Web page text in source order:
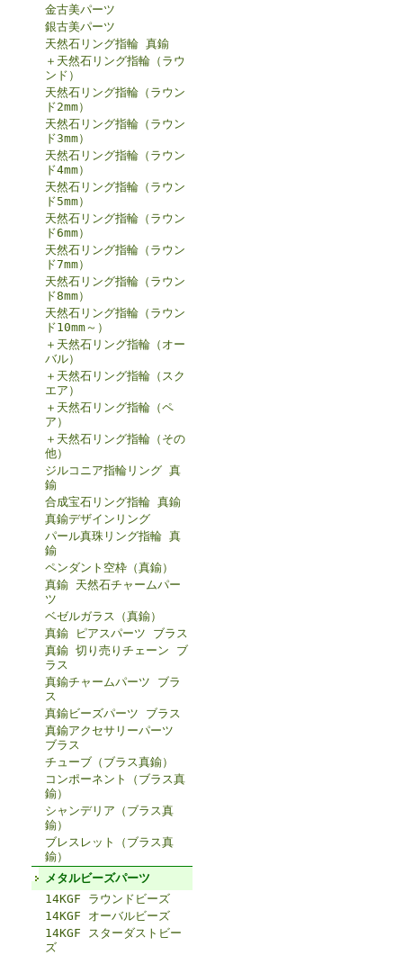
金古美パーツ
銀古美パーツ
天然石リング指輪 真鍮
＋天然石リング指輪（ラウ
ンド）
天然石リング指輪（ラウン
ド2mm）
天然石リング指輪（ラウン
ド3mm）
天然石リング指輪（ラウン
ド4mm）
天然石リング指輪（ラウン
ド5mm）
天然石リング指輪（ラウン
ド6mm）
天然石リング指輪（ラウン
ド7mm）
天然石リング指輪（ラウン
ド8mm）
天然石リング指輪（ラウン
ド10mm～）
＋天然石リング指輪（オー
バル）
＋天然石リング指輪（スク
エア）
＋天然石リング指輪（ペ
ア）
＋天然石リング指輪（その
他）
ジルコニア指輪リング 真
鍮
合成宝石リング指輪 真鍮
真鍮デザインリング
パール真珠リング指輪 真
鍮
ペンダント空枠（真鍮）
真鍮 天然石チャームパー
ツ
ベゼルガラス（真鍮）
真鍮 ピアスパーツ ブラス
真鍮 切り売りチェーン ブ
ラス
真鍮チャームパーツ ブラ
ス
真鍮ビーズパーツ ブラス
真鍮アクセサリーパーツ
ブラス
チューブ（ブラス真鍮）
コンポーネント（ブラス真
鍮）
シャンデリア（ブラス真
鍮）
ブレスレット（ブラス真
鍮）
メタルビーズパーツ
14KGF ラウンドビーズ
14KGF オーバルビーズ
14KGF スターダストビー
ズ